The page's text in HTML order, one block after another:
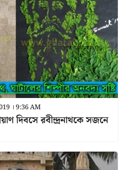
। 9:36 AM
দিবসে রবীন্দ্রনাথকে সজনে